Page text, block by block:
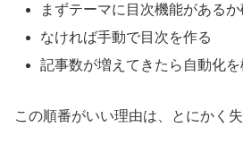
まずテーマに目次機能がある
なければ手動で目次を作る
記事数が増えてきたら自動化を
この順番がいい理由は、とにかく